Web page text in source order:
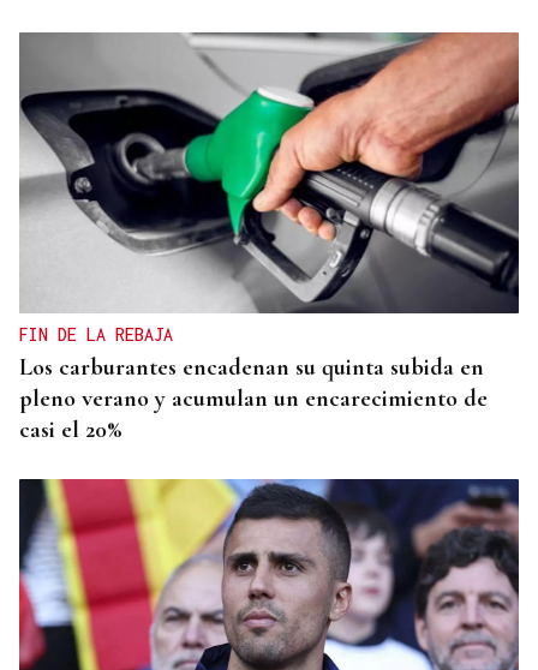
FIN DE LA REBAJA
Los carburantes encadenan su quinta subida en
pleno verano y acumulan un encarecimiento de
casi el 20%